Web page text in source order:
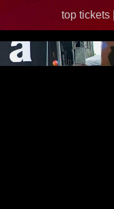
top tickets |